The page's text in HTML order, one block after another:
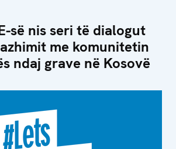
së nis seri të dialogut
me komunitetin
ndaj grave në Kosovë